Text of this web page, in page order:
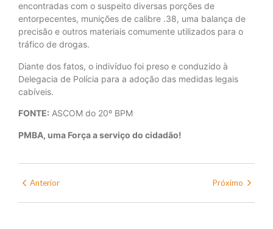
encontradas com o suspeito diversas porções de
entorpecentes, munições de calibre .38, uma balança de
precisão e outros materiais comumente utilizados para o
tráfico de drogas.
Diante dos fatos, o indivíduo foi preso e conduzido à
Delegacia de Polícia para a adoção das medidas legais
cabíveis.
FONTE: ASCOM do 20º BPM
PMBA, uma Força a serviço do cidadão!
Anterior Próximo